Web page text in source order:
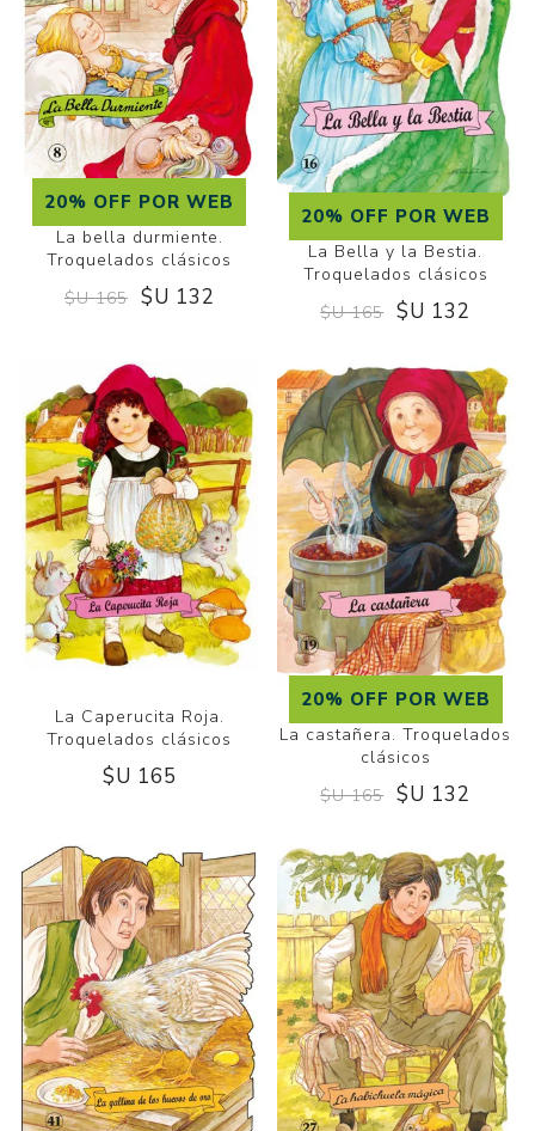
20% OFF POR WEB
La bella durmiente.
Troquelados clásicos
$U 165 $U 132
20% OFF POR WEB
La Bella y la Bestia.
Troquelados clásicos
$U 165 $U 132
La Caperucita Roja.
Troquelados clásicos
$U 165
20% OFF POR WEB
La castañera. Troquelados
clásicos
$U 165 $U 132